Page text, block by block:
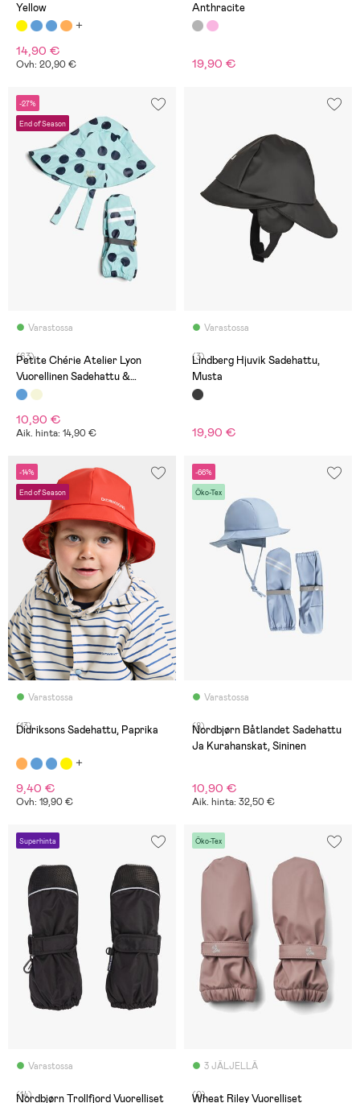
Yellow
14,90 €
Ovh: 20,90 €
Anthracite
19,90 €
-27%
End of Season
Varastossa
(63)
Petite Chérie Atelier Lyon
Vuorellinen Sadehattu &
Rukkaset, Dots Icy Morn
10,90 €
Aik. hinta: 14,90 €
Varastossa
(3)
Lindberg Hjuvik Sadehattu,
Musta
19,90 €
-14%
End of Season
Varastossa
(13)
Didriksons Sadehattu, Paprika
9,40 €
Ovh: 19,90 €
-66%
Öko-Tex
Varastossa
(8)
Nordbjørn Båtlandet Sadehattu
Ja Kurahanskat, Sininen
10,90 €
Aik. hinta: 32,50 €
Superhinta
Varastossa
(14)
Nordbjørn Trollfjord Vuorelliset
Öko-Tex
3 JÄLJELLÄ
(0)
Wheat Riley Vuorelliset